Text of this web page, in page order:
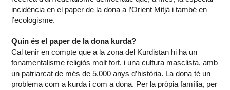
incidència en el paper de la dona a l’Orient Mitjà i també en
l’ecologisme.
Quin és el paper de la dona kurda?
Cal tenir en compte que a la zona del Kurdistan hi ha un
fonamentalisme religiós molt fort, i una cultura masclista, amb
un patriarcat de més de 5.000 anys d’història. La dona té un
problema com a kurda i com a dona. Per la pròpia família, per